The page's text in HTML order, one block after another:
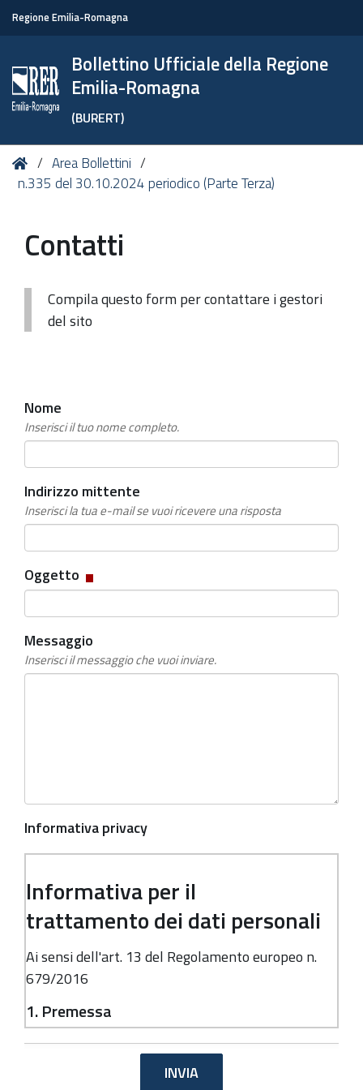
Regione Emilia-Romagna
Bollettino Ufficiale della Regione
Emilia-Romagna
(BURERT)
Tu
sei
HomeArea Bollettini
n.335 del 30.10.2024 periodico (Parte Terza)
Contatti
Compila questo form per contattare i gestori
del sito
Nome
Inserisci il tuo nome completo.
Indirizzo mittente
Inserisci la tua e-mail se vuoi ricevere una risposta
Oggetto Campo
obbligatorio
Messaggio
Inserisci il messaggio che vuoi inviare.
Informativa privacy
Informativa per il
trattamento dei dati personali
Ai sensi dell'art. 13 del Regolamento europeo n.
679/2016
1. Premessa
Ai sensi dell'art. 13 del Regolamento europeo n.
679/2016, la Giunta della Regione Emilia-